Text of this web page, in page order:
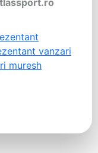
vanzari
muresh